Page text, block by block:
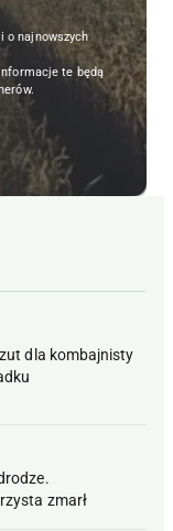
o najnowszych
te będą
dla kombajnisty
zmarł